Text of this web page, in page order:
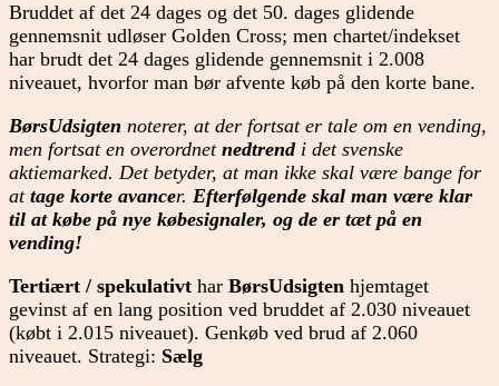
Bruddet af det 24 dages og det 50. dages glidende
gennemsnit udløser Golden Cross; men chartet/indekset
har brudt det 24 dages glidende gennemsnit i 2.008
niveauet, hvorfor man bør afvente køb på den korte bane.
BørsUdsigten noterer, at der fortsat er tale om en vending,
men fortsat en overordnet nedtrendi det svenske
aktiemarked. Det betyder, at man ikke skal være bange for
at tage korte avancer. Efterfølgende skal man være klar
til at købe på nye købesignaler, og de er tæt på en
vending!
Tertiært / spekulativt har BørsUdsigten hjemtaget
gevinst af en lang position ved bruddet af 2.030 niveauet
(købt i 2.015 niveauet). Genkøb ved brud af 2.060
niveauet. Strategi: Sælg